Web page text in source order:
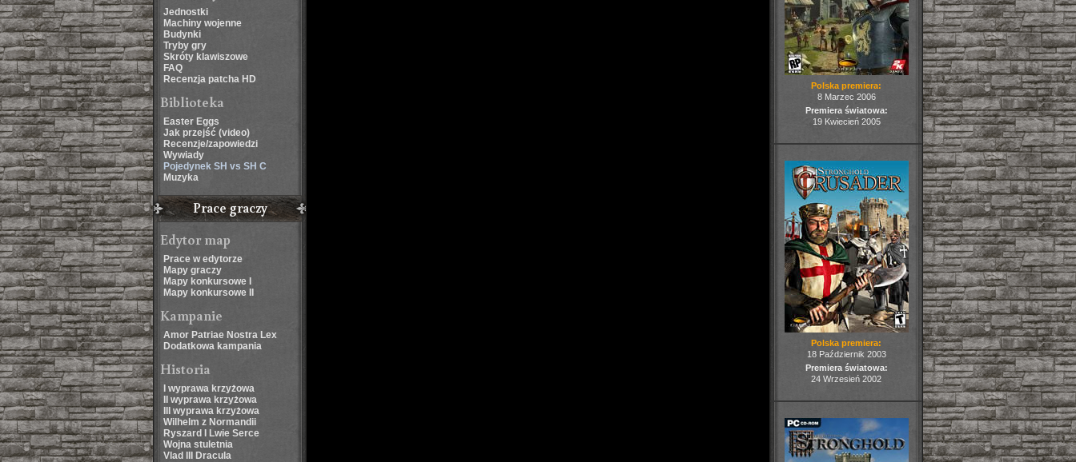
Jednostki
Machiny wojenne
Budynki
Tryby gry
Skróty klawiszowe
FAQ
Recenzja patcha HD
Biblioteka
Easter Eggs
Jak przejść (video)
Recenzje/zapowiedzi
Wywiady
Pojedynek SH vs SH C
Muzyka
Prace graczy
Edytor map
Prace w edytorze
Mapy graczy
Mapy konkursowe I
Mapy konkursowe II
Kampanie
Amor Patriae Nostra Lex
Dodatkowa kampania
Historia
I wyprawa krzyżowa
II wyprawa krzyżowa
III wyprawa krzyżowa
Wilhelm z Normandii
Ryszard I Lwie Serce
Wojna stuletnia
Vlad III Dracula
Polska premiera:
8 Marzec 2006
Premiera światowa:
19 Kwiecień 2005
Polska premiera:
18 Październik 2003
Premiera światowa:
24 Wrzesień 2002